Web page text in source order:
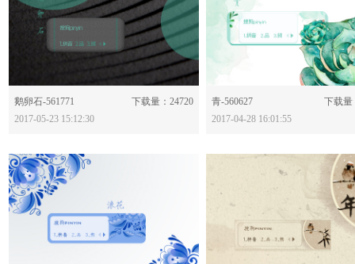
鹅卵石-561771
下载量：24720
2017-05-23 15:12:30
青-560627
下载量
2017-04-28 16:01:55